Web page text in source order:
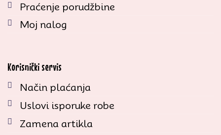
Praćenje porudžbine
Moj nalog
Korisnički servis
Način plaćanja
Uslovi isporuke robe
Zamena artikla